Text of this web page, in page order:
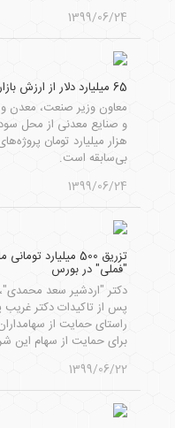
1399/06/24
65 میلیارد دلار از ارزش بازار سرمایه در دستان 85 شرکت معدنی
معاون وزیر صنعت،
هزار میلیارد تومان
بی‌سابقه است.
1399/06/24
تزریق 500
"فملی" در بورس
دکتر "اردشیر سعد
پس از تاکیدات دکتر غریب
برای حمایت از سهام
1399/06/22